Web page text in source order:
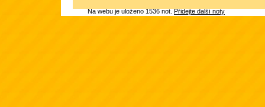
Na webu je uloženo 1536 not.Přidejte další noty